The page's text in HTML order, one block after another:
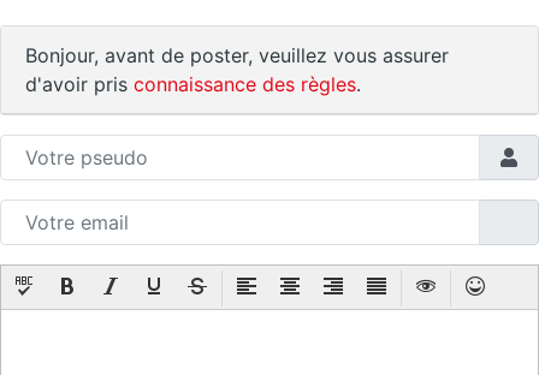
Bonjour, avant de poster, veuillez vous assurer
d'avoir pris connaissance des règles.